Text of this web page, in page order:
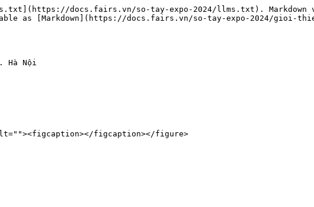
docs.fairs.vn/so-tay-expo-2024/llms.txt). Markdown
as [Markdown](https://docs.fairs.vn/so-tay-expo-2024/gioi-
Hà Nội